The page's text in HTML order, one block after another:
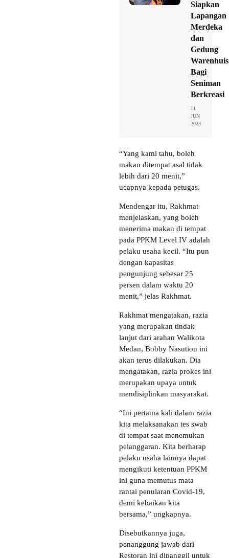
Siapkan
Lapangan
Merdeka
dan
Gedung
Warenhuis
Bagi
Seniman
Berkreasi
11
JUN
2023
“Yang kami tahu, boleh
makan ditempat asal tidak
lebih dari 20 menit,”
ucapnya kepada petugas.
Mendengar itu, Rakhmat
menjelaskan, yang boleh
menerima makan di tempat
pada PPKM Level IV adalah
pelaku usaha kecil. “Itu pun
dengan kapasitas
pengunjung sebesar 25
persen dalam waktu 20
menit,” jelas Rakhmat.
Rakhmat mengatakan, razia
yang merupakan tindak
lanjut dari arahan Walikota
Medan, Bobby Nasution ini
akan terus dilakukan. Dia
mengatakan, razia prokes ini
merupakan upaya untuk
mendisiplinkan masyarakat.
“Ini pertama kali dalam razia
kita melaksanakan tes swab
di tempat saat menemukan
pelanggaran. Kita berharap
pelaku usaha lainnya dapat
mengikuti ketentuan PPKM
ini guna memutus mata
rantai penularan Covid-19,
demi kebaikan kita
bersama,” ungkapnya.
Disebutkannya juga,
penanggung jawab dari
Restoran ini dipanggil untuk